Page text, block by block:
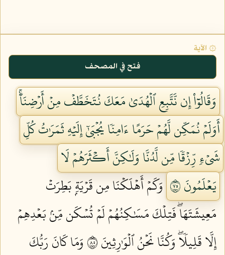
۞ الآية
فتح في المصحف
وَقَالُوٓاْ إِن نَّتَّبِعِ ٱلۡهُدَىٰ مَعَكَ نُتَخَطَّفۡ مِنۡ أَرۡضِنَآۚ
أَوَلَمۡ نُمَكِّن لَّهُمۡ حَرَمًا ءَامِنٗا يُجۡبَىٰٓ إِلَيۡهِ ثَمَرَٰتُ كُلِّ
شَيۡءٖ رِّزۡقٗا مِّن لَّدُنَّا وَلَٰكِنَّ أَكۡثَرَهُمۡ لَا
يَعۡلَمُونَ ٥٧
وَكَمۡ أَهۡلَكۡنَا مِن قَرۡيَةِۭ بَطِرَتۡ
مَعِيشَتَهَاۖ فَتِلۡكَ مَسَٰكِنُهُمۡ لَمۡ تُسۡكَن مِّنۢ بَعۡدِهِمۡ
إِلَّا قَلِيلٗاۖ وَكُنَّا نَحۡنُ ٱلۡوَٰرِثِينَ ٥٨
وَمَا كَانَ رَبُّكَ